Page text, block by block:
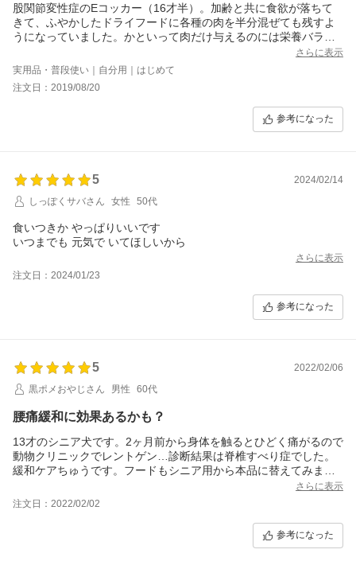
股関節変性症のEコッカー（16才半）。加齢と共に食欲が落ちて
きて、ふやかしたドライフードに各種の肉を半分混ぜても残すよ
うになっていました。かといって肉だけ与えるのには栄養バラン
ス的に不安があるため、各種プレミアムフードを試す中でこの商
品に行き当たりました。
とにかく食べる、モリモリ食べる！ドライをそのまま食べること
はまずなかったので驚きです。また、すぐに飽きるかと思いき
問題はお値段だけですが、「食べてくれない」という飼い主側の
さらに表示
実用品・普段使い｜自分用｜はじめて
注文日：2019/08/20
参考になった
5
2024/02/14
しっぽくサバさん
女性 50代
食いつきか やっぱりいいです
いつまでも 元気で いてほしいから
さらに表示
注文日：2024/01/23
参考になった
5
2022/02/06
黒ポメおやじさん
男性 60代
腰痛緩和に効果あるかも？
13才のシニア犬です。2ヶ月前から身体を触るとひどく痛がるので
動物クリニックでレントゲン…診断結果は脊椎すべり症でした。
緩和ケアちゅうです。フードもシニア用から本品に替えてみまし
た。嫌がってた散歩も少しは出来る様になりました。間食も控え
体重が増えない様に気を付けてます。しばらくこのフードをつか
さらに表示
注文日：2022/02/02
参考になった